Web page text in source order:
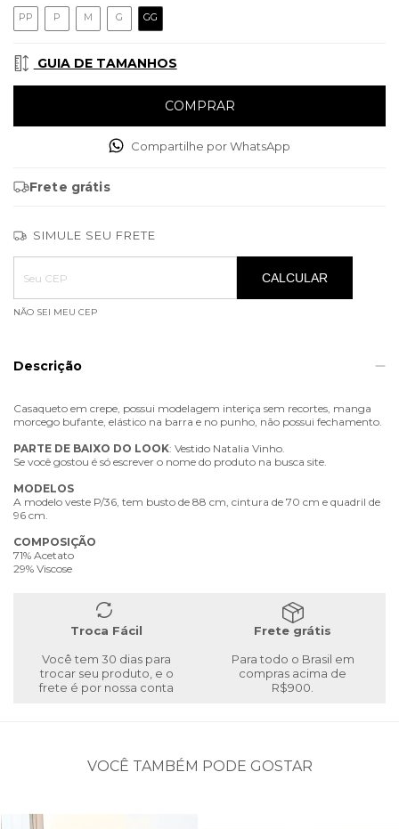
PP P M G GG
GUIA DE TAMANHOS
Compartilhe por WhatsApp
Frete grátis
SIMULE SEU FRETE
Entregas para o CEP:
ALTERAR CEP
CALCULAR
NÃO SEI MEU CEP
Descrição
Casaqueto em crepe, possui modelagem interiça sem recortes, manga
morcego bufante, elástico na barra e no punho, não possui fechamento.
PARTE DE BAIXO DO LOOK: Vestido Natalia Vinho.
Se você gostou é só escrever o nome do produto na busca site.
MODELOS
A modelo veste P/36, tem busto de 88 cm, cintura de 70 cm e quadril de
96 cm.
COMPOSIÇÃO
71% Acetato
29% Viscose
Troca Fácil
Você tem 30 dias para
trocar seu produto, e o
frete é por nossa conta
Frete grátis
Para todo o Brasil em
compras acima de
R$900.
VOCÊ TAMBÉM PODE GOSTAR